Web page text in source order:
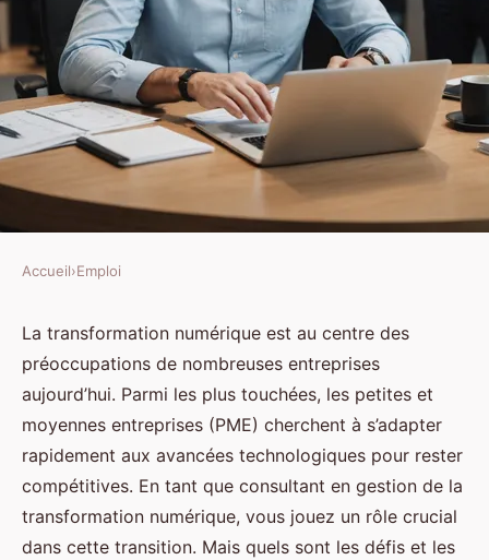
Quels sont les défis et
opportunités d'une carrière en
tant que consultant en gestion de
la transformation numérique
pour les petites et moyennes
entreprises (PME)?
Accueil›Emploi
La transformation numérique est au centre des
préoccupations de nombreuses entreprises
aujourd’hui. Parmi les plus touchées, les petites et
moyennes entreprises (PME) cherchent à s’adapter
rapidement aux avancées technologiques pour rester
compétitives. En tant que consultant en gestion de la
transformation numérique, vous jouez un rôle crucial
dans cette transition. Mais quels sont les défis et les